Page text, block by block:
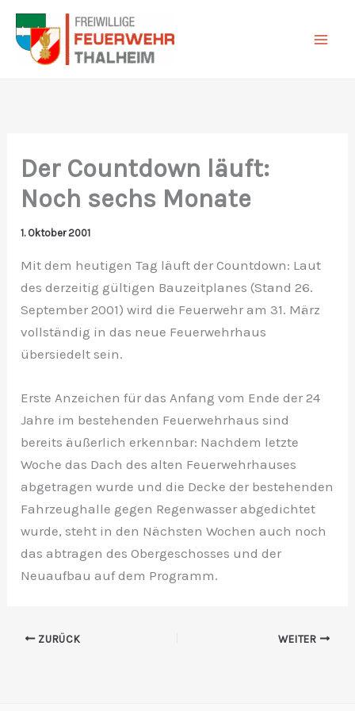
Zum
Inhalt
springen
Der Countdown läuft:
Noch sechs Monate
1. Oktober 2001
Mit dem heutigen Tag läuft der Countdown: Laut
des derzeitig gültigen Bauzeitplanes (Stand 26.
September 2001) wird die Feuerwehr am 31. März
vollständig in das neue Feuerwehrhaus
übersiedelt sein.
Erste Anzeichen für das Anfang vom Ende der 24
Jahre im bestehenden Feuerwehrhaus sind
bereits äußerlich erkennbar: Nachdem letzte
Woche das Dach des alten Feuerwehrhauses
abgetragen wurde und die Decke der bestehenden
Fahrzeughalle gegen Regenwasser abgedichtet
wurde, steht in den Nächsten Wochen auch noch
das abtragen des Obergeschosses und der
Neuaufbau auf dem Programm.
ZURÜCK WEITER